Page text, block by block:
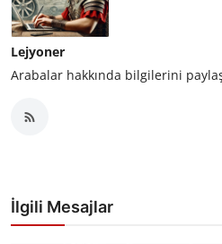
Lejyoner
Arabalar hakkında bilgilerini
İlgili Mesajlar